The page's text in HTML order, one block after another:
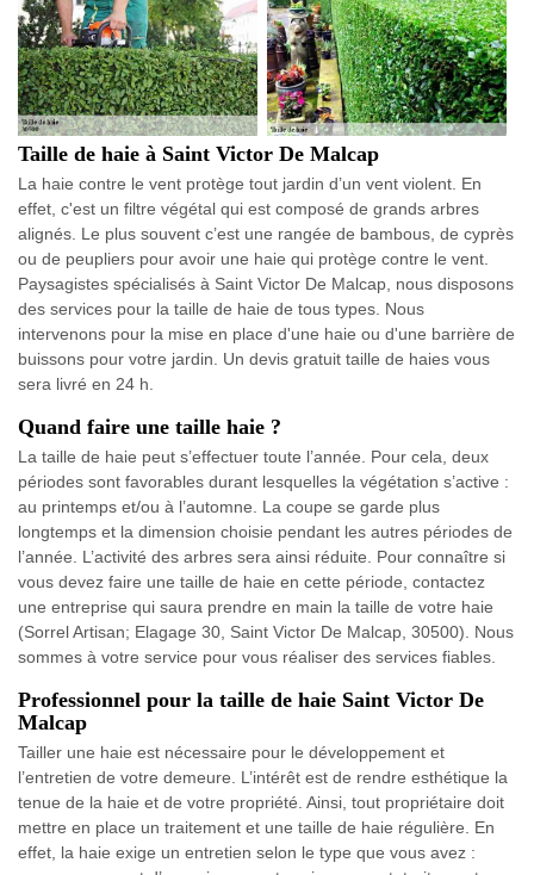
Taille de haie à Saint Victor De Malcap
La haie contre le vent protège tout jardin d’un vent violent. En
effet, c'est un filtre végétal qui est composé de grands arbres
alignés. Le plus souvent c’est une rangée de bambous, de cyprès
ou de peupliers pour avoir une haie qui protège contre le vent.
Paysagistes spécialisés à Saint Victor De Malcap, nous disposons
des services pour la taille de haie de tous types. Nous
intervenons pour la mise en place d'une haie ou d'une barrière de
buissons pour votre jardin. Un devis gratuit taille de haies vous
sera livré en 24 h.
Quand faire une taille haie ?
La taille de haie peut s’effectuer toute l’année. Pour cela, deux
périodes sont favorables durant lesquelles la végétation s’active :
au printemps et/ou à l’automne. La coupe se garde plus
longtemps et la dimension choisie pendant les autres périodes de
l’année. L’activité des arbres sera ainsi réduite. Pour connaître si
vous devez faire une taille de haie en cette période, contactez
une entreprise qui saura prendre en main la taille de votre haie
(Sorrel Artisan; Elagage 30, Saint Victor De Malcap, 30500). Nous
sommes à votre service pour vous réaliser des services fiables.
Professionnel pour la taille de haie Saint Victor De
Malcap
Tailler une haie est nécessaire pour le développement et
l’entretien de votre demeure. L’intérêt est de rendre esthétique la
tenue de la haie et de votre propriété. Ainsi, tout propriétaire doit
mettre en place un traitement et une taille de haie régulière. En
effet, la haie exige un entretien selon le type que vous avez :